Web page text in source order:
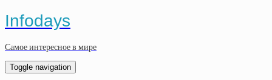
Infodays
Самое интересное в мире
Toggle navigation